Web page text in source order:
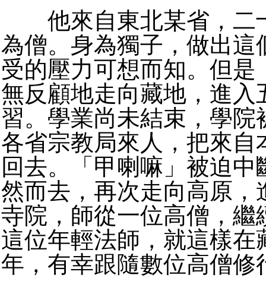
他來自東北某省，二
為僧。身為獨子，做出這
受的壓力可想而知。但是
無反顧地走向藏地，進入
習。學業尚未結束，學院
各省宗教局來人，把來自
回去。「甲喇嘛」被迫中
然而去，再次走向高原，
寺院，師從一位高僧，繼
這位年輕法師，就這樣在
年，有幸跟隨數位高僧修